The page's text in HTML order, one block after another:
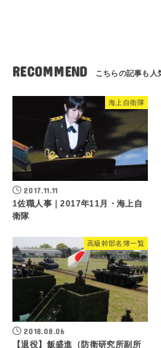
RECOMMEND
海上自衛隊
2017.11.11
1佐職人事｜2017年11月・海上自
衛隊
高級幹部名簿一覧
2018.08.06
【退役】飯盛進（防衛研究所副所